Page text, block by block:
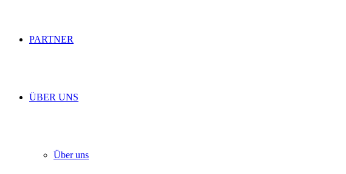
PARTNER
ÜBER UNS
Über uns